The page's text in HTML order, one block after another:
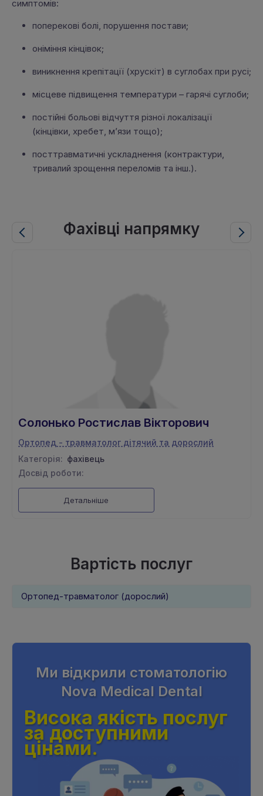
симптомів:
поперекові болі, порушення постави;
оніміння кінцівок;
виникнення крепітації (хрускіт) в суглобах при русі;
місцеве підвищення температури – гарячі суглоби;
постійні больові відчуття різної локалізації
(кінцівки, хребет, м’язи тощо);
посттравматичні ускладнення (контрактури,
тривалий зрощення переломів та iнш.).
Фахівці напрямку
Солонько Ростислав Вікторович
Ортопед - травматолог дітячий та дорослий
Категорія: фахівець
Досвід роботи:
Детальніше
Вартість послуг
Ортопед-травматолог (дорослий)
Ми відкрили стоматологiю
Nova Medical Dental
Висока якість послуг
за доступними
цінами.